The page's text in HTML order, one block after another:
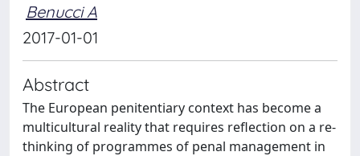
Benucci A
2017-01-01
Abstract
The European penitentiary context has become a
multicultural reality that requires reflection on a re-
thinking of programmes of penal management in